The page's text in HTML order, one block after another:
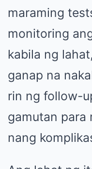
maraming
monitoring
kabila ng
ganap na
rin ng follow-
gamutan para
nang